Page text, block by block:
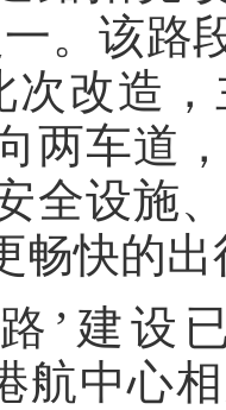
。该路
次改造
两车道
全设施
畅快的
’建设
航中心